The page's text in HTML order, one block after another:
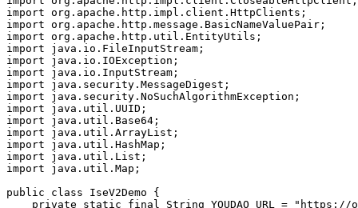
import org.apache.http.impl.client.HttpClients;
import org.apache.http.message.BasicNameValuePair;
import org.apache.http.util.EntityUtils;
import java.io.FileInputStream;
import java.io.IOException;
import java.io.InputStream;
import java.security.MessageDigest;
import java.security.NoSuchAlgorithmException;
import java.util.UUID;
import java.util.Base64;
import java.util.ArrayList;
import java.util.HashMap;
import java.util.List;
import java.util.Map;
public class IseV2Demo {
    private
static final String YOUDAO_URL = "https://